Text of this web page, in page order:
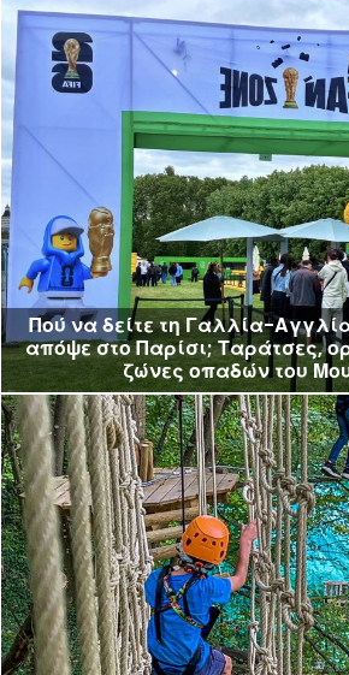
Πού να δείτε τη Γαλλία-
απόψε στο Παρίσι; Ταράτσες,
ζώνες οπαδών του